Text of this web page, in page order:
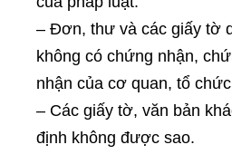
– Đơn, thư và các giấy tờ
không có chứng nhận,
nhận của cơ quan, tổ
– Các giấy tờ, văn bản
định không được sao.